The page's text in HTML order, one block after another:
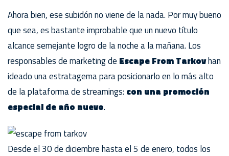
Ahora bien, ese subidón no viene de la nada. Por muy bueno
que sea, es bastante improbable que un nuevo título
alcance semejante logro de la noche a la mañana. Los
responsables de marketing de Escape From Tarkovhan
ideado una estratagema para posicionarlo en lo más alto
de la plataforma de streamings: con una promoción
especial de año nuevo.
Desde el 30 de diciembre hasta el 5 de enero, todos los